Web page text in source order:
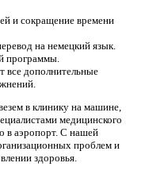
и сокращение времени
на немецкий язык.
программы.
все дополнительные
в клинику на машине,
медицинского
в аэропорт. С нашей
проблем и
здоровья.